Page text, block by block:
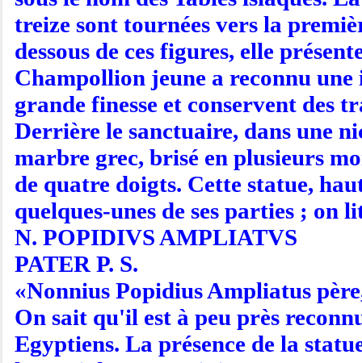
treize sont tournées vers la
dessous de ces figures, elle
Champollion jeune a reconnu
grande finesse et conservent des
Derrière le sanctuaire, dans une
marbre grec, brisé en plusieurs
de quatre doigts. Cette statue,
quelques-unes de ses parties ; on
N. POPIDIVS AMPLIATVS
PATER P. S.
«Nonnius Popidius Ampliatus
On sait qu'il est à peu près
Egyptiens. La présence de la